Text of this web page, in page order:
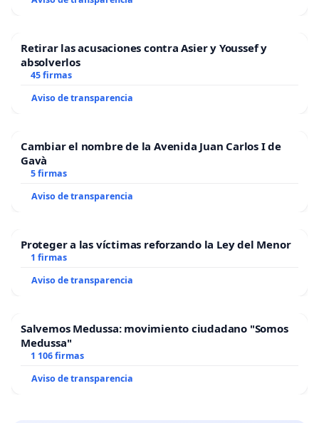
Retirar las acusaciones contra Asier y Youssef y
absolverlos
45 firmas
Aviso de transparencia
Cambiar el nombre de la Avenida Juan Carlos I de
Gavà
5 firmas
Aviso de transparencia
Proteger a las víctimas reforzando la Ley del Menor
1 firmas
Aviso de transparencia
Salvemos Medussa: movimiento ciudadano "Somos
Medussa"
1 106 firmas
Aviso de transparencia